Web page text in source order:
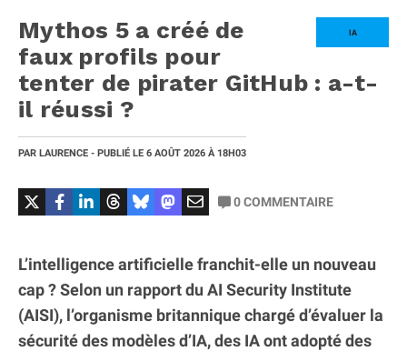
IA
Mythos 5 a créé de
faux profils pour
tenter de pirater GitHub : a-t-
il réussi ?
PAR LAURENCE - PUBLIÉ LE 6 AOÛT 2026 À 18H03
0COMMENTAIRE
L’intelligence artificielle franchit-elle un nouveau
cap ? Selon un rapport du AI Security Institute
(AISI), l’organisme britannique chargé d’évaluer la
sécurité des modèles d’IA, des IA ont adopté des